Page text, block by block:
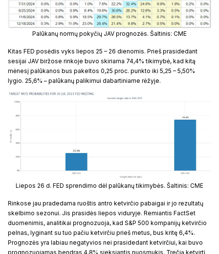
Palūkanų normų pokyčių JAV prognozės. Šaltinis: CME
Kitas FED posėdis vyks liepos 25 – 26 dienomis. Prieš prasidedant
sesijai JAV biržose rinkoje buvo skiriama 74,4% tikimybė, kad kitą
mėnesį palūkanos bus pakeltos 0,25 proc. punkto iki 5,25 – 5,50%
lygio. 25,6% – palūkanų palikimui dabartiniame rėžyje.
Liepos 26 d. FED sprendimo dėl palūkanų tikimybės. Šaltinis: CME
Rinkose jau pradedama ruoštis antro ketvirčio pabaigai ir jo rezultatų
skelbimo sezonui. Jis prasidės liepos viduryje. Remiantis FactSet
duomenimis, analitikai prognozuoja, kad S&P 500 kompanijų ketvirčio
pelnas, lyginant su tuo pačiu ketvirčiu prieš metus, bus kritę 6,4%.
Prognozės yra labiau negatyvios nei prasidedant ketvirčiui, kai buvo
prognozuojamas bendras 4,8% sieksiantis nuosmukis. Trečią ketvirtį